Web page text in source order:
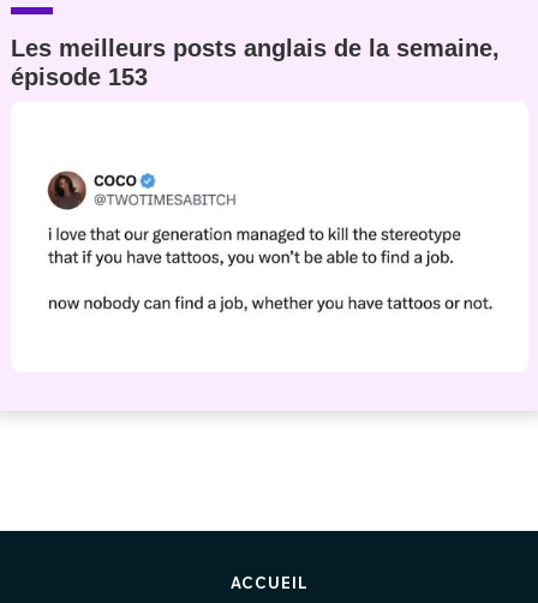
Les meilleurs posts anglais de la semaine,
épisode 153
ACCUEIL